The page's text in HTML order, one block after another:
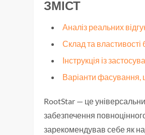
ЗМІСТ
Аналіз реальних
Склад та
Інструкція із
Варіанти фасування,
RootStar — це
забезпечення
зарекомендував себе як